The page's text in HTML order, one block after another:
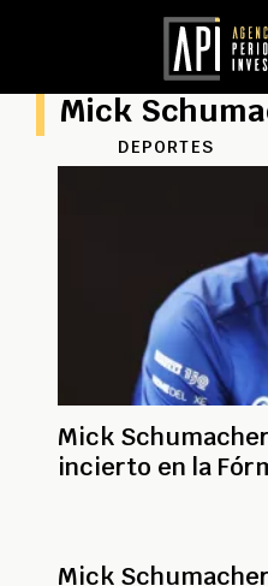
Mick
DEPORTES
Mick
incierto en la
Mick